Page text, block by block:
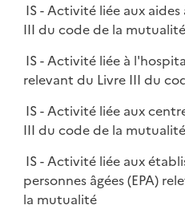
IS - Activité liée aux
III du code de la mutualité
IS - Activité liée à
relevant du Livre III du
IS - Activité liée aux
III du code de la mutualité
IS - Activité liée aux
personnes âgées (EPA)
la mutualité